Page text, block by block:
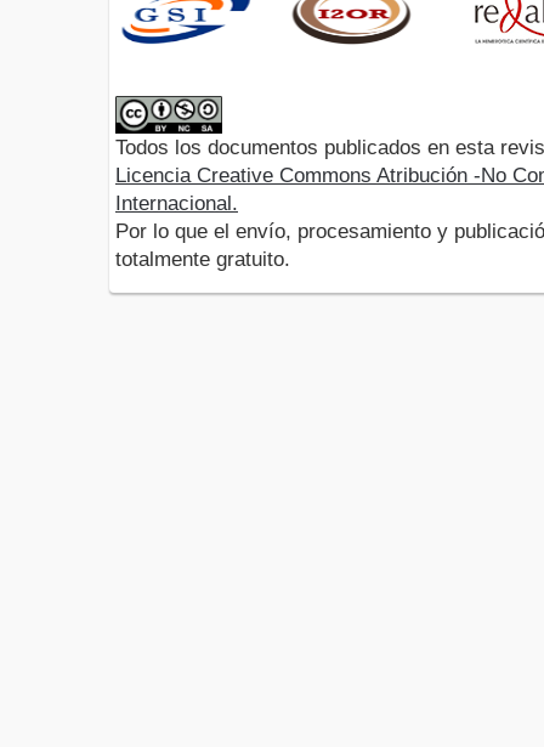
Todos los documentos publicados en esta
Licencia Creative Commons Atribución -No
Internacional.
Por lo que el envío, procesamiento y
totalmente gratuito.